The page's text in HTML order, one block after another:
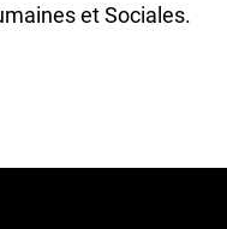
et Sociales.